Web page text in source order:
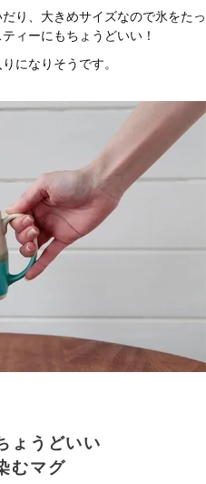
り、大きめサイズなので氷をたっ
ィーにもちょうどいい！
になりそうです。
ょうどいい
むマグ